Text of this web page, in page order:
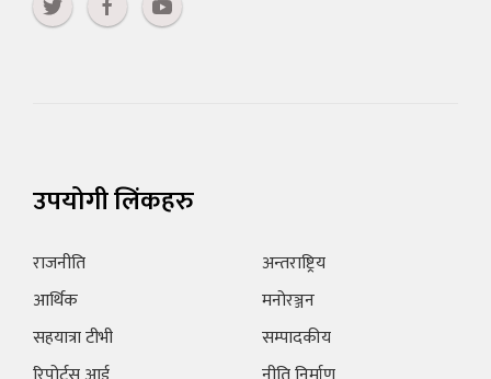
उपयोगी लिंकहरु
राजनीति
आर्थिक
सहयात्रा टीभी
अन्तराष्ट्रिय
मनोरञ्जन
सम्पादकीय